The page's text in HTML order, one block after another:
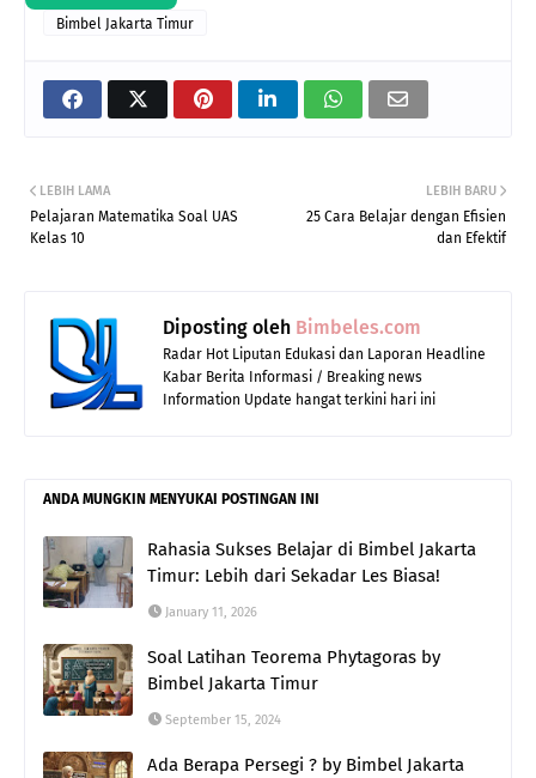
Bimbel Jakarta Timur
LEBIH BARU
25 Cara Belajar dengan Efisien
dan Efektif
LEBIH LAMA
Pelajaran Matematika Soal UAS
Kelas 10
Diposting oleh Bimbeles.com
Radar Hot Liputan Edukasi dan Laporan Headline
Kabar Berita Informasi / Breaking news
Information Update hangat terkini hari ini
ANDA MUNGKIN MENYUKAI POSTINGAN INI
Rahasia Sukses Belajar di Bimbel Jakarta
Timur: Lebih dari Sekadar Les Biasa!
January 11, 2026
Soal Latihan Teorema Phytagoras by
Bimbel Jakarta Timur
September 15, 2024
Ada Berapa Persegi ? by Bimbel Jakarta